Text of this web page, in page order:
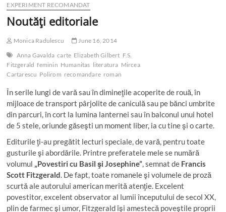
EXPERIMENT RECOMANDAT
Noutăţi editoriale
Monica Radulescu
June 16, 2014
Anna Gavalda carte Elizabeth Gilbert F.S.
Fitzgerald feminin Humanitas literatura Mircea
Cartarescu Polirom recomandare roman
În serile lungi de vară sau în dimineţile acoperite de rouă, în
mijloace de transport pârjolite de caniculă sau pe bănci umbrite
din parcuri, în cort la lumina lanternei sau în balconul unui hotel
de 5 stele, oriunde găseşti un moment liber, ia cu tine şi o carte.
Editurile ţi-au pregătit lecturi speciale, de vară, pentru toate
gusturile şi abordările. Printre preferatele mele se numără
volumul
„Povestiri cu Basil şi Josephine” , semnat de Francis
Scott Fitzgerald . De fapt, toate romanele şi volumele de proză
scurtă ale autorului american merită atenţie. Excelent
povestitor, excelent observator al lumii începutului de secol XX,
plin de farmec şi umor, Fitzgerald îşi amestecă poveştile proprii